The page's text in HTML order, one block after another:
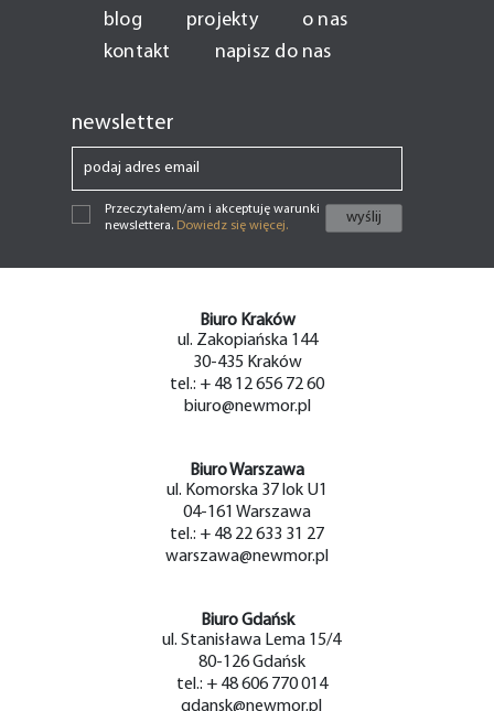
blog
projekty
o nas
kontakt
napisz do nas
newsletter
Przeczytałem/am i akceptuję warunki
newslettera. Dowiedz się więcej.
Biuro Kraków
ul. Zakopiańska 144
30-435 Kraków
tel.: + 48 12 656 72 60
biuro@newmor.pl
Biuro Warszawa
ul. Komorska 37 lok U1
04-161 Warszawa
tel.: + 48 22 633 31 27
warszawa@newmor.pl
Biuro Gdańsk
ul. Stanisława Lema 15/4
80-126 Gdańsk
tel.: + 48 606 770 014
gdansk@newmor.pl